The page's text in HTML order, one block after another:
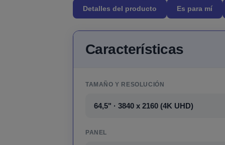
Detalles del producto Es para mí
Características
TAMAÑO Y RESOLUCIÓN
64,5" · 3840 x 2160 (4K UHD)
PANEL